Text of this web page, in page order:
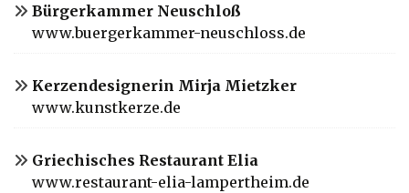
Bürgerkammer Neuschloß
www.buergerkammer-neuschloss.de
Kerzendesignerin Mirja Mietzker
www.kunstkerze.de
Griechisches Restaurant Elia
www.restaurant-elia-lampertheim.de